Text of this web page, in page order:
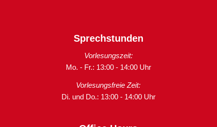
Sprechstunden
Vorlesungszeit:
Mo. - Fr.: 13:00 - 14:00 Uhr
Vorlesungsfreie Zeit:
Di. und Do.: 13:00 - 14:00 Uhr